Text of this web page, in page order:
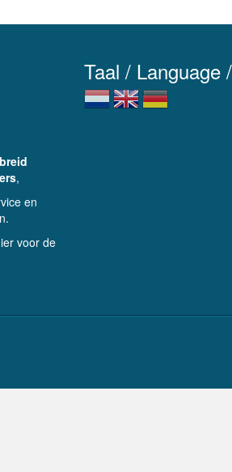
,
en
voor de
Taal / Language